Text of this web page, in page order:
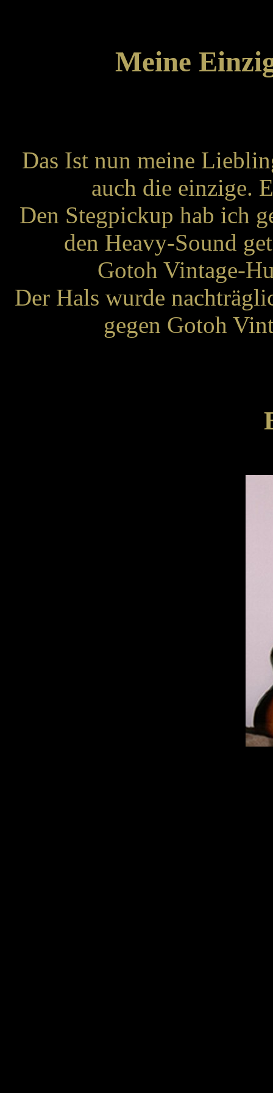
Meine
Das Ist nun meine
auch die einzige.
Den Stegpickup hab ich
den Heavy-Sound
Gotoh Vintage-
Der Hals wurde
gegen Gotoh